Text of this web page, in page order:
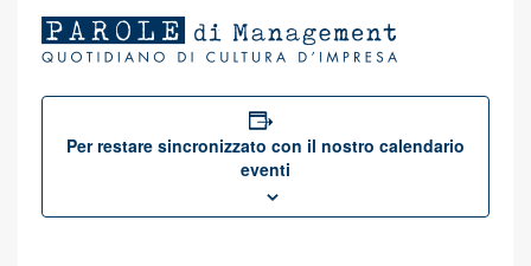
Per restare sincronizzato con il nostro calendario
eventi